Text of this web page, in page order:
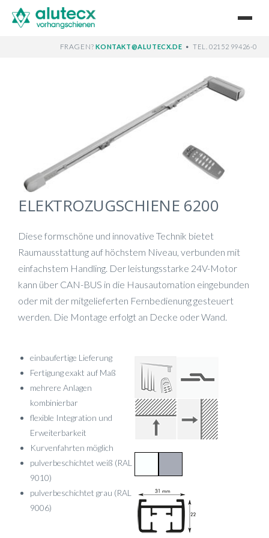
FRAGEN?KONTAKT@ALUTECX.DE •TEL. 02152 99426-0
ELEKTROZUGSCHIENE 6200
Diese formschöne und innovative Technik bietet
Raumausstattung auf höchstem Niveau, verbunden mit
einfachstem Handling. Der leistungsstarke 24V-Motor
kann über CAN-BUS in die Hausautomation eingebunden
oder mit der mitgelieferten Fernbedienung gesteuert
werden. Die Montage erfolgt an Decke oder Wand.
einbaufertige Lieferung
Fertigung exakt auf Maß
mehrere Anlagen
kombinierbar
flexible Integration und
Erweiterbarkeit
Kurvenfahrten möglich
pulverbeschichtet weiß (RAL
9010)
pulverbeschichtet grau (RAL
9006)